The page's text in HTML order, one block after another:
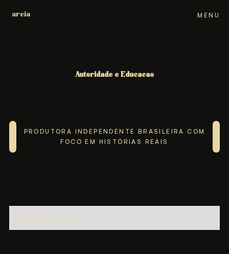
areia
areia
areia
areia
areia
MENU
Autoridade e Educação
Autoridade e Educação
Autoridade e Educação
Autoridade e Educação
Autoridade e Educação
PRODUTORA INDEPENDENTE BRASILEIRA COM
FOCO EM HISTÓRIAS REAIS
No items found.